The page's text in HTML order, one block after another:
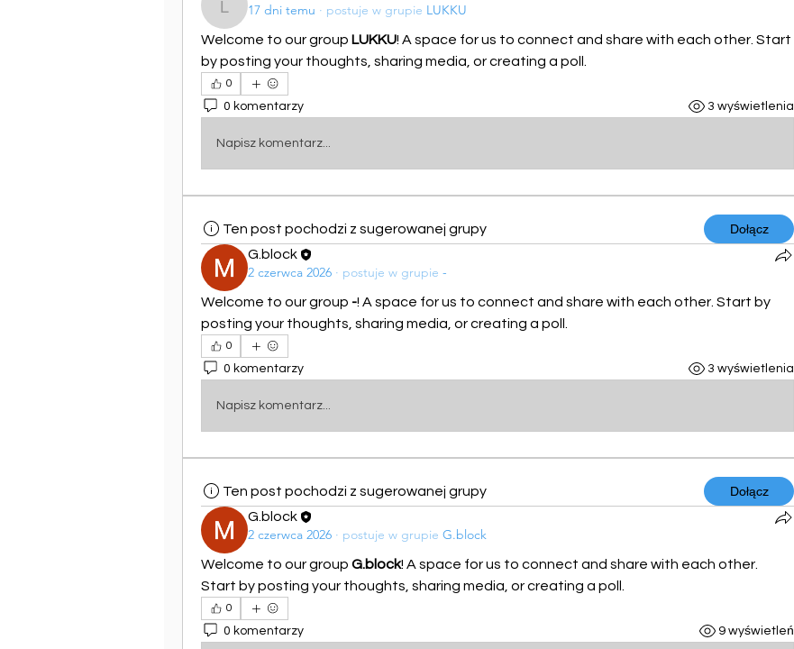
lukku17 dni temu · postuje w grupie LUKKU
Welcome to our group LUKKU! A space for us to connect and share with each other. Start
by posting your thoughts, sharing media, or creating a poll.
0
0 komentarzy 3 wyświetlenia
Napisz komentarz...
Ten post pochodzi z sugerowanej grupy
Dołącz
G.block
2 czerwca 2026 · postuje w grupie -
Welcome to our group -! A space for us to connect and share with each other. Start by
posting your thoughts, sharing media, or creating a poll.
0
0 komentarzy 3 wyświetlenia
Napisz komentarz...
Ten post pochodzi z sugerowanej grupy
Dołącz
G.block
2 czerwca 2026 · postuje w grupie G.block
Welcome to our group G.block! A space for us to connect and share with each other.
Start by posting your thoughts, sharing media, or creating a poll.
0
0 komentarzy 9 wyświetleń